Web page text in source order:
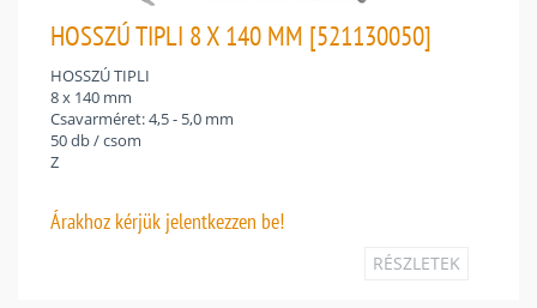
HOSSZÚ TIPLI 8 X 140 MM [521130050]
HOSSZÚ TIPLI
8 x 140 mm
Csavarméret: 4,5 - 5,0 mm
50 db / csom
Z
Árakhoz kérjük jelentkezzen be!
RÉSZLETEK